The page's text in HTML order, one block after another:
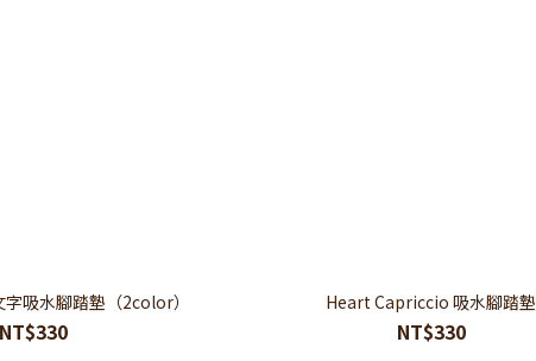
吸水腳踏墊（2color）
NT$330
Heart Capriccio 吸水腳踏墊
NT$330